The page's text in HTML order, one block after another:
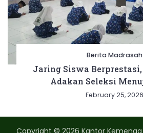
Berita Madrasah
Jaring Siswa Berprestasi,
Adakan Seleksi
February 25, 2026